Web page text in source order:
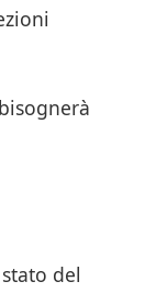
del